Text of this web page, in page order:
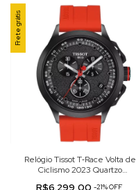
Frete grátis
Relógio Tissot T‑Race Volta de
Ciclismo 2023 Quartzo
R$6.299,00 -21%OFF